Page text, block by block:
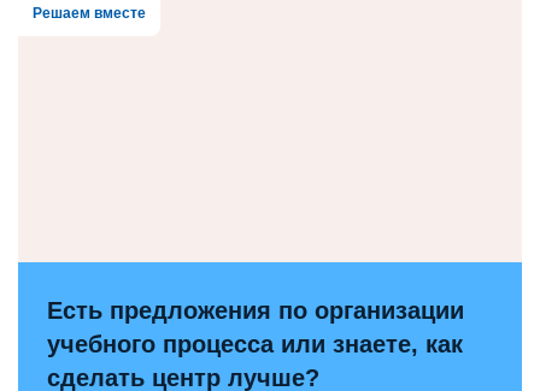
Решаем вместе
Есть предложения по организации
учебного процесса или знаете, как
сделать центр лучше?